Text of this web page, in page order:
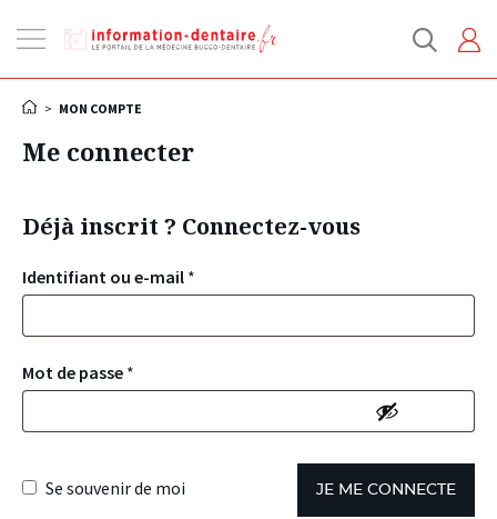
la
> MON COMPTE
Me connecter
Déjà inscrit ? Connectez-vous
Identifiant ou e-mail *
Mot de passe *
Se souvenir de moi JE ME CONNECTE